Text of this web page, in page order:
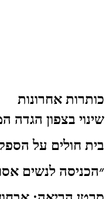
כותרות אחרונות
שינוי בצפון הגדה
בית חולים על
״הכניסה לנשים